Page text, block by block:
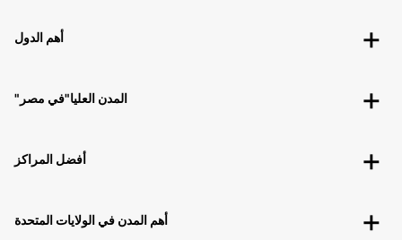
أهم الدول
"المدن العليا"في مصر
أفضل المراكز
أهم المدن في الولايات المتحدة